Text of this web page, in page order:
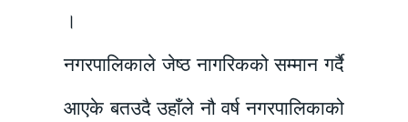
।
नगरपालिकाले जेष्ठ नागरिकको सम्मान गर्दै
आएके बतउदै उहाँले नौ वर्ष नगरपालिकाको